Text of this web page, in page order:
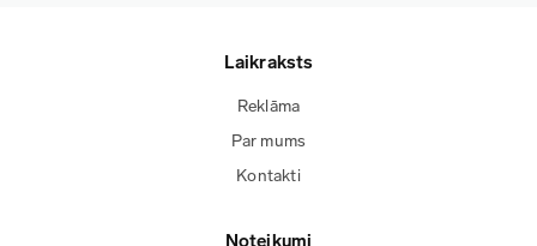
Laikraksts
Reklāma
Par mums
Kontakti
Noteikumi